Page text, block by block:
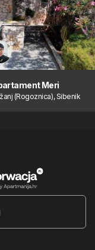
Meri
(Rogoznica), Sibenik